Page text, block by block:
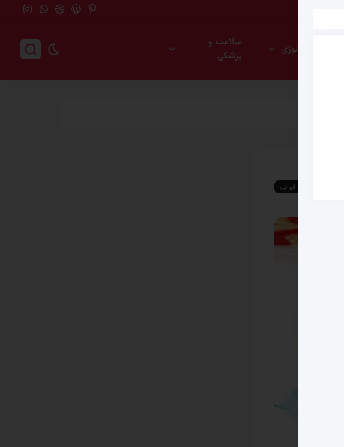
تکنولوژی
سلامت و
پزشکی
غذای ایرانی